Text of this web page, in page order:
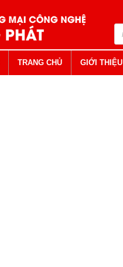
TRANG CHỦ GIỚI THIỆU